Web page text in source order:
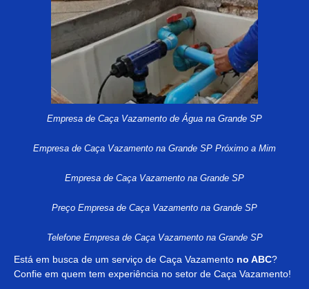
Empresa de Caça Vazamento de Água na Grande SP
Empresa de Caça Vazamento na Grande SP Próximo a Mim
Empresa de Caça Vazamento na Grande SP
Preço Empresa de Caça Vazamento na Grande SP
Telefone Empresa de Caça Vazamento na Grande SP
Está em busca de um serviço de Caça Vazamento no ABC?
Confie em quem tem experiência no setor de Caça Vazamento!